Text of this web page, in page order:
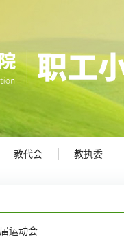
教代会 教执委
运动会